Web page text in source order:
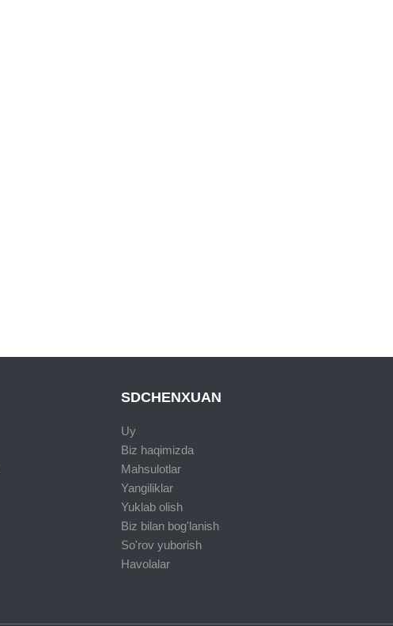
SDCHENXUAN
Uy
Biz haqimizda
Mahsulotlar
Yangiliklar
Yuklab olish
Biz bilan bog'lanish
So'rov yuborish
Havolalar